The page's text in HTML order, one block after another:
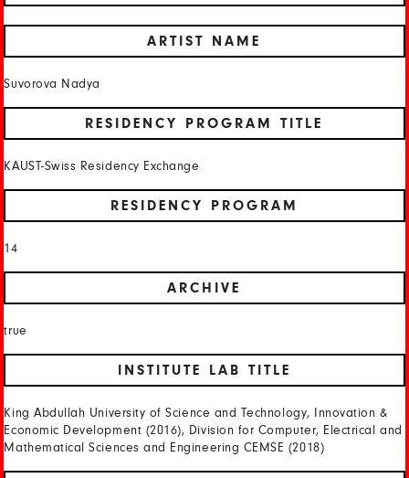
ARTIST NAME
Suvorova Nadya
RESIDENCY PROGRAM TITLE
KAUST-Swiss Residency Exchange
RESIDENCY PROGRAM
14
ARCHIVE
true
INSTITUTE LAB TITLE
King Abdullah University of Science and Technology, Innovation &
Economic Development (2016), Division for Computer, Electrical and
Mathematical Sciences and Engineering CEMSE (2018)